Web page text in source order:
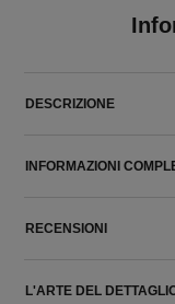
DESCRIZIONE
INFORMAZIONI
RECENSIONI
L'ARTE DEL